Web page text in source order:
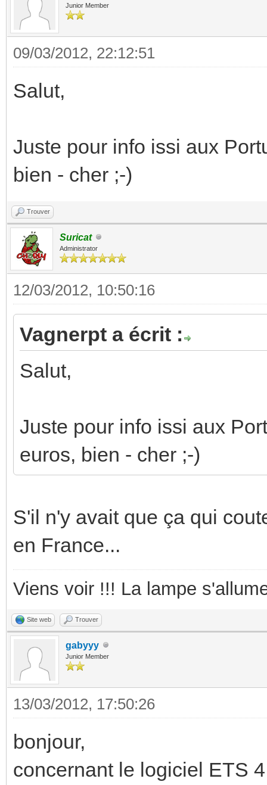
Junior Member
09/03/2012, 22:12:51
Salut,
Juste pour info issi aux
bien - cher ;-)
Trouver
Suricat
Administrator
12/03/2012, 10:50:16
Vagnerpt a écrit :
Salut,
Juste pour info issi aux
euros, bien - cher ;-)
S'il n'y avait que ça qui
en France...
Viens voir !!! La lampe
Site web Trouver
gabyyy
Junior Member
13/03/2012, 17:50:26
bonjour,
concernant le logiciel ETS